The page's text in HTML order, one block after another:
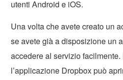
utenti Android e iOS.
Una volta che avete creato un
se avete già a disposizione un
accedere al servizio
l’applicazione Dropbox può